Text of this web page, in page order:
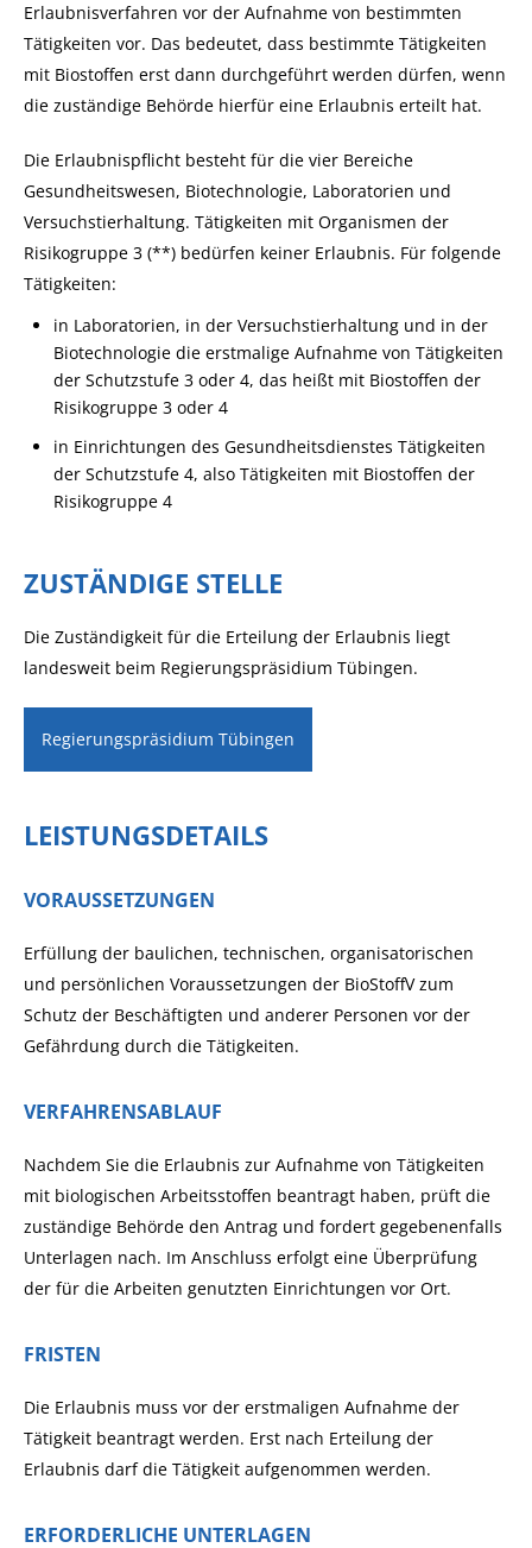
Erlaubnisverfahren vor der Aufnahme von bestimmten
Tätigkeiten vor. Das bedeutet, dass bestimmte Tätigkeiten
mit Biostoffen erst dann durchgeführt werden dürfen, wenn
die zuständige Behörde hierfür eine Erlaubnis erteilt hat.
Die Erlaubnispflicht besteht für die vier Bereiche
Gesundheitswesen, Biotechnologie, Laboratorien und
Versuchstierhaltung. Tätigkeiten mit Organismen der
Risikogruppe 3 (**) bedürfen keiner Erlaubnis. Für folgende
Tätigkeiten:
in Laboratorien, in der Versuchstierhaltung und in der
Biotechnologie die erstmalige Aufnahme von Tätigkeiten
der Schutzstufe 3 oder 4, das heißt mit Biostoffen der
Risikogruppe 3 oder 4
in Einrichtungen des Gesundheitsdienstes Tätigkeiten
der Schutzstufe 4, also Tätigkeiten mit Biostoffen der
Risikogruppe 4
ZUSTÄNDIGE STELLE
Die Zuständigkeit für die Erteilung der Erlaubnis liegt
landesweit beim Regierungspräsidium Tübingen.
Regierungspräsidium Tübingen
LEISTUNGSDETAILS
VORAUSSETZUNGEN
Erfüllung der baulichen, technischen, organisatorischen
und persönlichen Voraussetzungen der BioStoffV zum
Schutz der Beschäftigten und anderer Personen vor der
Gefährdung durch die Tätigkeiten.
VERFAHRENSABLAUF
Nachdem Sie die Erlaubnis zur Aufnahme von Tätigkeiten
mit biologischen Arbeitsstoffen beantragt haben, prüft die
zuständige Behörde den Antrag und fordert gegebenenfalls
Unterlagen nach. Im Anschluss erfolgt eine Überprüfung
der für die Arbeiten genutzten Einrichtungen vor Ort.
FRISTEN
Die Erlaubnis muss vor der erstmaligen Aufnahme der
Tätigkeit beantragt werden. Erst nach Erteilung der
Erlaubnis darf die Tätigkeit aufgenommen werden.
ERFORDERLICHE UNTERLAGEN